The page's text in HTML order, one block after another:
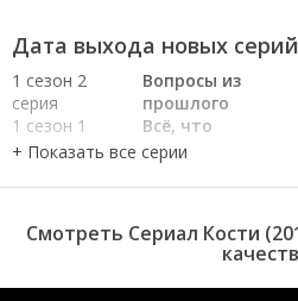
Дата выхода новых
1 сезон 2
серия
Вопросы из
прошлого
1 сезон 1
серия
Всё, что
останется
после нас
Смотреть Сериал Кости